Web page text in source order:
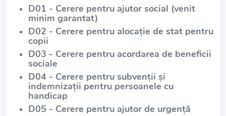
D01 - Cerere pentru ajutor social (venit
minim garantat)
D02 - Cerere pentru alocație de stat pentru
copii
D03 - Cerere pentru acordarea de beneficii
sociale
D04 - Cerere pentru subvenții și
indemnizații pentru persoanele cu
handicap
D05 - Cerere pentru ajutor de urgență